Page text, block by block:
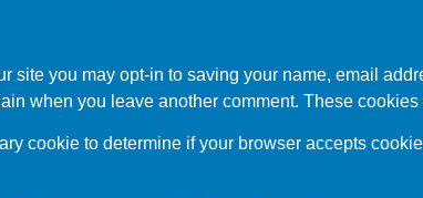
site you may opt-in to saving your name, email
when you leave another comment. These
cookie to determine if your browser accepts